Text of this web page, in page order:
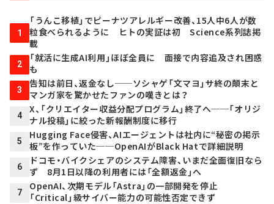
1
「うんこ移植」でピーナツアレルギー改善、15人中6人が数
粒食べられるように ヒトの実証は初 Science系列誌掲
載
2
「就活に生成AI利用」ほぼ全員に 面接で内容追及され困惑
も
3
告知は前日、返金なし──ソシャゲ「文マヨ」サ終の顛末と
マンガ家を驚かせたファンの嘆きとは？
4
X、「クリエイター収益分配プログラム」終了へ──「オリジ
ナル投稿」に絞った新報酬制度に移行
5
Hugging Face侵害、AIエージェントは社内に“秘密の掲示
板”を作っていた──OpenAIがBlack Hatで詳細説明
6
ドコモ・バイクシェアのシステム障害、いまだ全面復旧なら
ず 8月1日以降の利用者には「全額返金」へ
7
OpenAI、次期モデル「Astra」の一部開発を停止
「Critical」級サイバー能力の可能性否定できず